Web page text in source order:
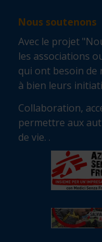
Nous soutenons
Avec le projet
les associations
qui ont besoin de
à bien leurs
Collaboration,
permettre aux
de vie. .